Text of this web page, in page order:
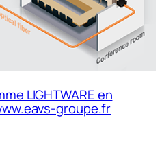
LIGHTWARE en
groupe.fr